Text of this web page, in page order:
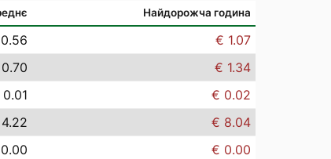
Найдорожча година
€ 1.07
€ 1.34
€ 0.02
€ 8.04
€ 0.00